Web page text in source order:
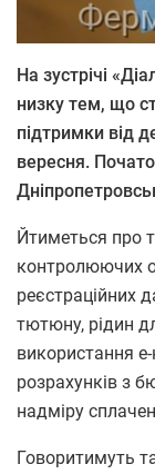
На зустрічі
низку тем, що
підтримки від
вересня.
Йтиметься про
контролюючих
реєстраційних
тютюну, рідин
використання
розрахунків з
надміру
Говоритимуть